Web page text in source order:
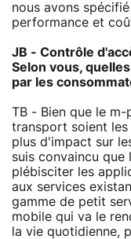
nous avons
performance et
JB - Contrôle
Selon vous,
par les
TB - Bien que le
transport soient
plus d'impact sur
suis convaincu
plébisciter les
aux services
gamme de petit
mobile qui va le
la vie quotidienne,